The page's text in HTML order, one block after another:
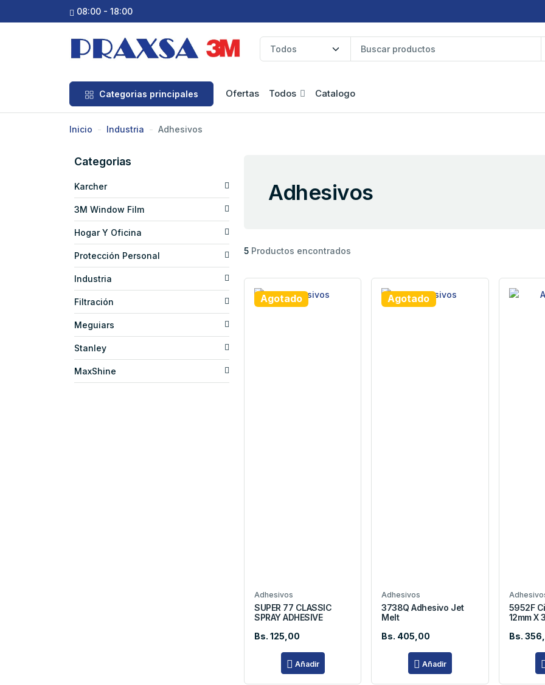
08:00 - 18:00
Categorias principales Ofertas Todos Catalogo
Inicio Industria Adhesivos
Categorias
Karcher
3M Window Film
Hogar Y Oficina
Protección Personal
Industria
Filtración
Meguiars
Stanley
MaxShine
Adhesivos
5 Productos encontrados
Agotado
Adhesivos
SUPER 77 CLASSIC
SPRAY ADHESIVE
Bs. 125,00
Añadir
Agotado
Adhesivos
3738Q Adhesivo Jet
Melt
Bs. 405,00
Añadir
5952F
12mm X
Bs.